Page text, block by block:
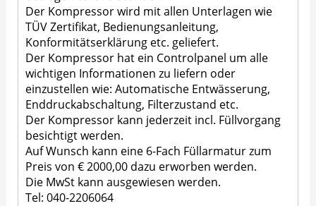
Der Kompressor wird mit allen Unterlagen wie
TÜV Zertifikat, Bedienungsanleitung,
Konformitätserklärung etc. geliefert.
Der Kompressor hat ein Controlpanel um alle
wichtigen Informationen zu liefern oder
einzustellen wie: Automatische Entwässerung,
Enddruckabschaltung, Filterzustand etc.
Der Kompressor kann jederzeit incl. Füllvorgang
besichtigt werden.
Auf Wunsch kann eine 6-Fach Füllarmatur zum
Preis von € 2000,00 dazu erworben werden.
Die MwSt kann ausgewiesen werden.
Tel: 040-2206064